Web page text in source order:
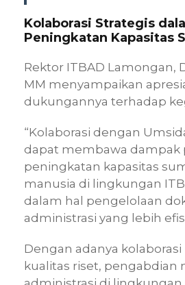
Kolaborasi Strategis
Peningkatan Kapasitas
Rektor ITBAD Lamongan,
MM menyampaikan
dukungannya terhadap
“Kolaborasi dengan
dapat membawa dampak
peningkatan kapasitas
manusia di lingkungan
dalam hal pengelolaan
administrasi yang lebih
Dengan adanya kolaborasi
kualitas riset, pengabdian